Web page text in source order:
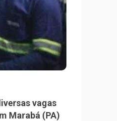
vagas
Marabá (PA)